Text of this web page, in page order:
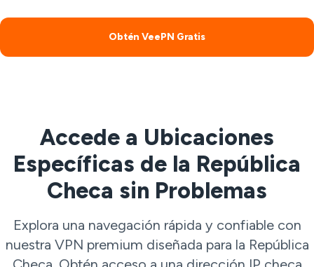
Obtén VeePN Gratis
Accede a Ubicaciones
Específicas de la República
Checa sin Problemas
Explora una navegación rápida y confiable con
nuestra VPN premium diseñada para la República